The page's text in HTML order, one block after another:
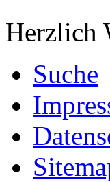
Herzlich
Suche